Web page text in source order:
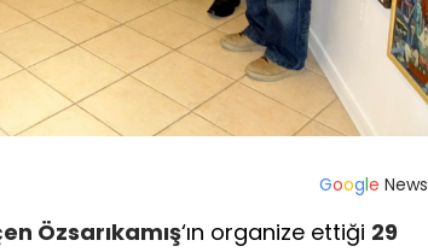
Google News
Özsarıkamış‘ın organize ettiği 29